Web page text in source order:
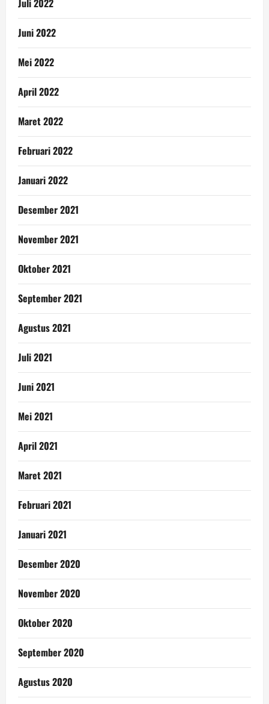
Juni 2022
Mei 2022
April 2022
Maret 2022
Februari 2022
Januari 2022
Desember 2021
November 2021
Oktober 2021
September 2021
Agustus 2021
Juli 2021
Juni 2021
Mei 2021
April 2021
Maret 2021
Februari 2021
Januari 2021
Desember 2020
November 2020
Oktober 2020
September 2020
Agustus 2020